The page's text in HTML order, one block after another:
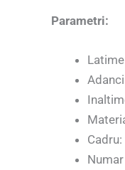
Parametri: